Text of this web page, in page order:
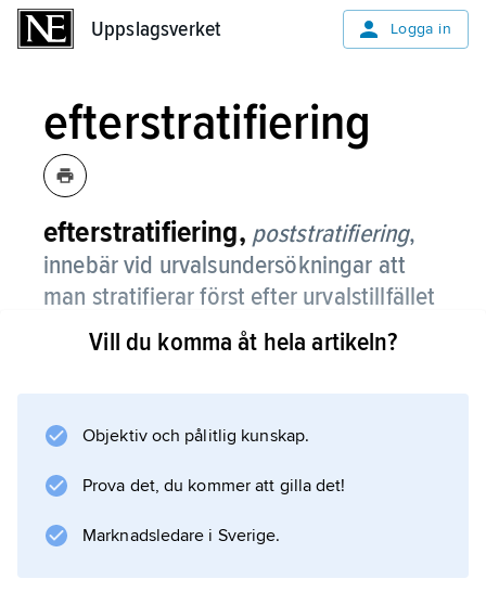
Uppslagsverket Logga in
efterstratifiering
efterstratifiering, poststratifiering,
innebär vid urvalsundersökningar att
man stratifierar först efter urvalstillfället
(jämför stratifierat urval).
Vill du komma åt hela artikeln?
Objektiv och pålitlig kunskap.
Prova det, du kommer att gilla det!
Marknadsledare i Sverige.